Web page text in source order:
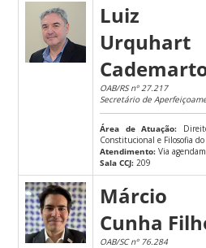
Luiz
Urquhart
OAB/RS nº 27.217
Secretário de
Área de Atuação:
Constitucional e Filosofia
Atendimento: Via
Sala CCJ: 209
Márcio
Cunha
OAB/SC nº 76.284